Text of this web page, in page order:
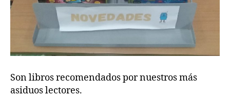
Son libros recomendados por nuestros más
asiduos lectores.